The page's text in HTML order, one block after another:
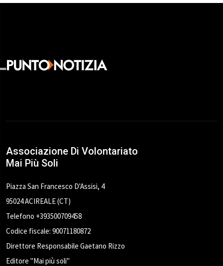
Associazione Di Volontariato
Mai Più Soli
Piazza San Francesco D'Assisi, 4
95024 ACIREALE (CT)
Telefono +393500709458
Codice fiscale: 90071180872
Direttore Responsabile Gaetano Rizzo
Editore "Mai più soli"